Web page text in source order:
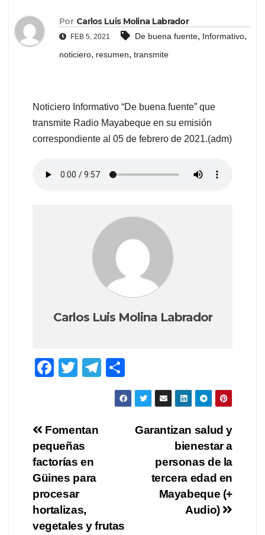
Por Carlos Luis Molina Labrador
FEB 5, 2021 De buena fuente, Informativo,
noticiero, resumen, transmite
Noticiero Informativo “De buena fuente” que
transmite Radio Mayabeque en su emisión
correspondiente al 05 de febrero de 2021.(adm)
Carlos Luis Molina Labrador
F
e
b
o
o
k
T
er
T
el o
m
p
Navegación
de
entradas
Garantizan salud y
bienestar a
personas de la
tercera edad en
Mayabeque (+
Audio)
Fomentan
pequeñas
factorías en
Güines para
procesar
hortalizas,
vegetales y frutas